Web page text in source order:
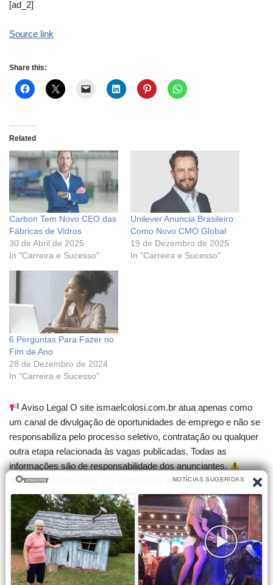
[ad_2]
Source link
Share this:
Related
Carbon Tem Novo CEO das
Fábricas de Vidros
30 de Abril de 2025
In "Carreira e Sucesso"
Unilever Anuncia Brasileiro
Como Novo CMO Global
19 de Dezembro de 2025
In "Carreira e Sucesso"
6 Perguntas Para Fazer no
Fim de Ano
28 de Dezembro de 2024
In "Carreira e Sucesso"
Aviso Legal O site ismaelcolosi.com.br atua apenas como
um canal de divulgação de oportunidades de emprego e não se
responsabiliza pelo processo seletivo, contratação ou qualquer
outra etapa relacionada às vagas publicadas. Todas as
informações são de responsabilidade dos anunciantes.
Atenção! Nunca pague por promessas de emprego nem
compre cursos que garantam contratação. Desconfie de
qualquer cobrança para participar de seleções.